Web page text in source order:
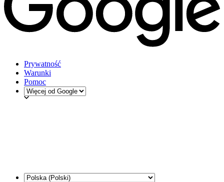
Prywatność
Warunki
Pomoc